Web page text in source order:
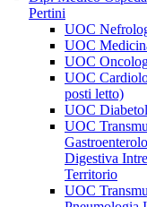
Pertini
UOC
UOC
UOC
UOC
posti letto)
UOC
UOC
Digestiva
Territorio
UOC